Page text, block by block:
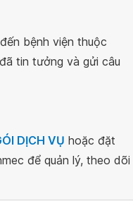
bệnh viện thuộc
tin tưởng và gửi câu
DỊCH VỤ hoặc đặt
để quản lý, theo dõi